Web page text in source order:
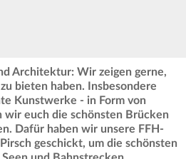
Architektur: Wir zeigen gerne,
bieten haben. Insbesondere
Kunstwerke - in Form von
wir euch die schönsten Brücken
Dafür haben wir unsere FFH-
geschickt, um die schönsten